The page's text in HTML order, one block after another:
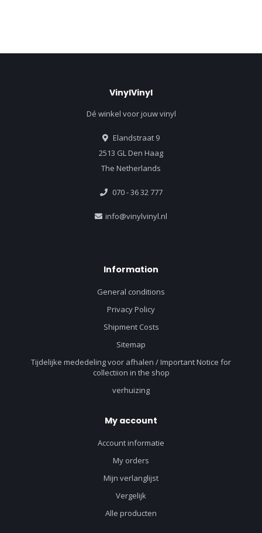
VinylVinyl
Dé winkel voor jouw vinyl
Elandstraat 9
2513 GL Den Haag
The Netherlands
070 - 36 32 777
info@vinylvinyl.nl
Information
General conditions
Privacy Policy
Shipment Costs
Sitemap
Tijdelijke mededeling voor afhalen / Important Notice for
collectiion in the shop
verhuizing
My account
Account informatie
My orders
Mijn verlanglijst
Vergelijk
Alle producten